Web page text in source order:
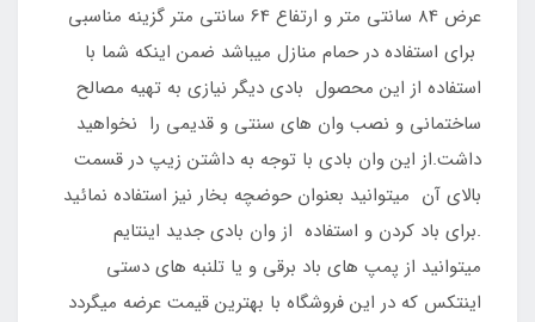
عرض 84 سانتی متر و ارتفاع 64 سانتی متر گزینه مناسبی
برای استفاده در حمام منازل میباشد ضمن اینکه شما با
استفاده از این محصول بادی دیگر نیازی به تهیه مصالح
ساختمانی و نصب وان های سنتی و قدیمی را نخواهید
داشت.از این وان بادی با توجه به داشتن زیپ در قسمت
بالای آن میتوانید بعنوان حوضچه بخار نیز استفاده نمائید
.برای باد کردن و استفاده از وان بادی جدید اینتایم
میتوانید از پمپ های باد برقی و یا تلنبه های دستی
اینتکس که در این فروشگاه با بهترین قیمت عرضه میگردد